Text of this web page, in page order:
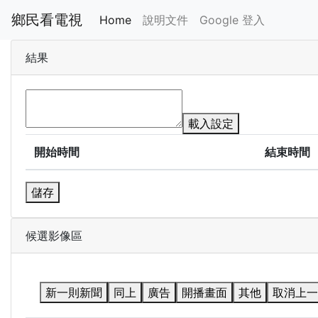
鄉民看電視 Home 說明文件 Google 登入
結果
載入設定
開始時間
結束時間
儲存
候選影像區
新一則新聞 同上 廣告 開播畫面 其他 取消上